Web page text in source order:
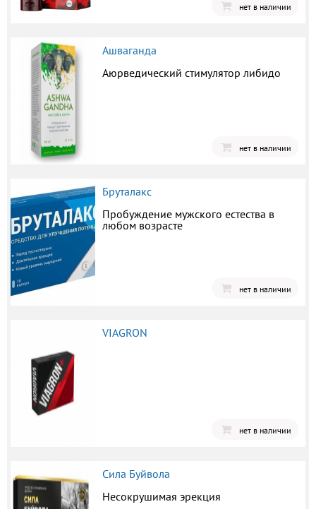
нет в наличии
Ашваганда
Аюрведический стимулятор либидо
нет в наличии
Бруталакс
Пробуждение мужского естества в
любом возрасте
нет в наличии
VIAGRON
нет в наличии
Сила Буйвола
Несокрушимая эрекция